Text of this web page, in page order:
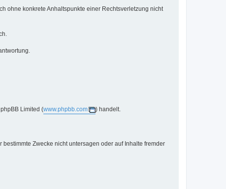
ohne konkrete Anhaltspunkte einer Rechtsverletzung nicht
Limited (www.phpbb.com ) handelt.
Zwecke nicht untersagen oder auf Inhalte fremder